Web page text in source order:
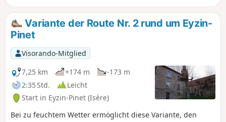
Sommer unternommen werden sollte, wenn La Gère
aufgrund der Furt wenig Wasser führt.
Variante der Route Nr. 2 rund um Eyzin-
Pinet
Visorando-Mitglied
7,25 km
+174 m
-173 m
2:35 Std.
Leicht
Start in Eyzin-Pinet (Isère)
Bei zu feuchtem Wetter ermöglicht diese Variante, den